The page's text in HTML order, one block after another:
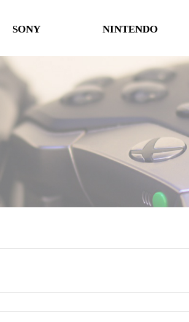
SONY
타이틀
악세사리
NINTENDO
타이틀
악세사리